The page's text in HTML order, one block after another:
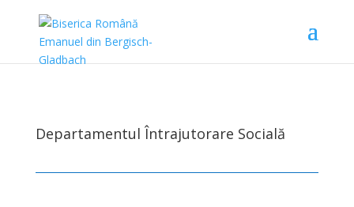
Departamentul Întrajutorare Socială